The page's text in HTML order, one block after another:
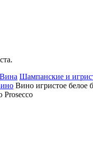
Вина Шампанские и
Вино игристое белое
Prosecco